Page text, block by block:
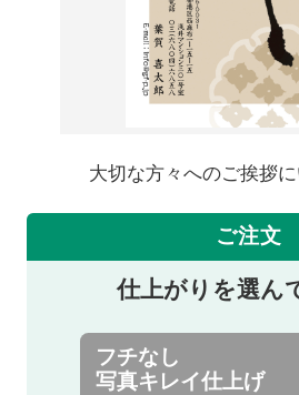
大切な方々へのご挨拶
ご注文
仕上がりを選ん
フチなし
写真キレイ仕上げ